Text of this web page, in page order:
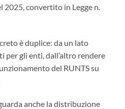
2025, convertito in Legge n.
è duplice: da un lato
per gli enti, dall’altro rendere
del RUNTS su
anche la distribuzione